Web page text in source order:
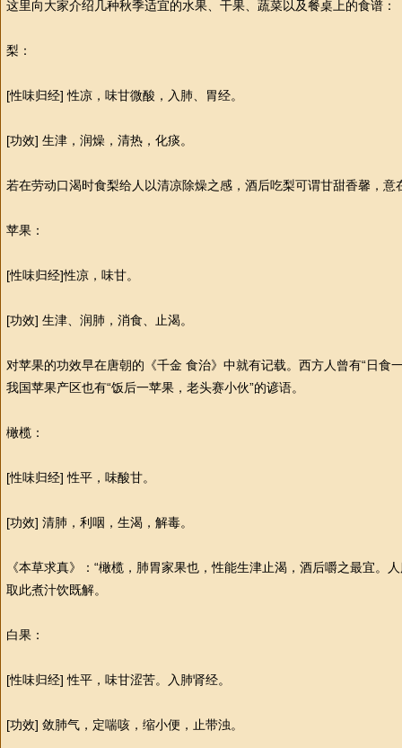
这里向大家介绍几种秋季适宜的水果、干果、蔬菜以及餐桌上的食谱：
梨：
[性味归经]性凉，味甘微酸，入肺、胃经。
[功效] 生津，润燥，清热，化痰。
若在劳动口渴时食梨给人以清凉除燥之感，酒后吃梨可谓甘甜香馨，意
苹果：
[性味归经]性凉，味甘。
[功效] 生津、润肺，消食、止渴。
对苹果的功效早在唐朝的《千金 食治》中就有记载。西方人曾有“日食
我国苹果产区也有“饭后一苹果，老头赛小伙”的谚语。
橄榄：
[性味归经]性平，味酸甘。
[功效] 清肺，利咽，生渴，解毒。
《本草求真》：“橄榄，肺胃家果也，性能生津止渴，酒后嚼之最宜。
取此煮汁饮既解。
白果：
[性味归经]性平，味甘涩苦。入肺肾经。
[功效] 敛肺气，定喘咳，缩小便，止带浊。